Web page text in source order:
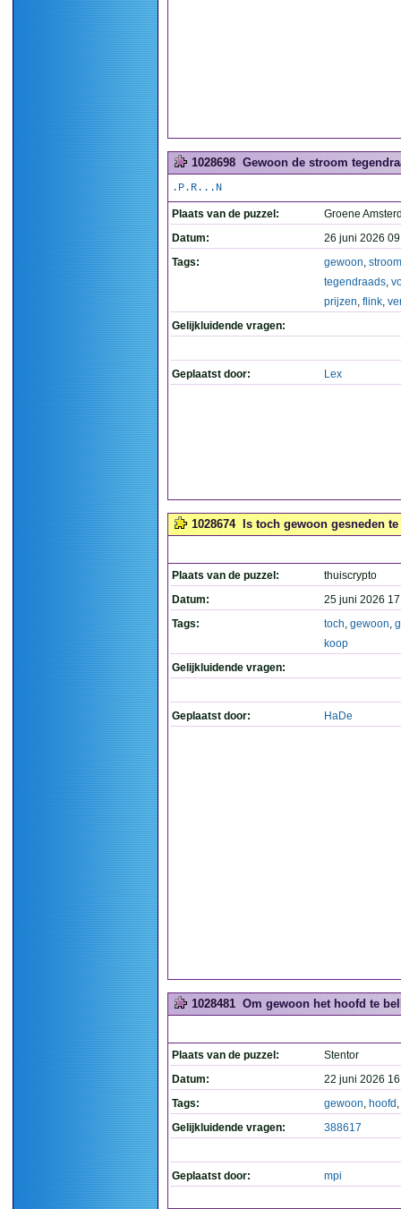
1028698 Gewoon de stroom
.P.R...N
Plaats van de puzzel:
Groene
Datum:
26 juni 2026
Tags:
gewoon, stroom
tegendraads,
prijzen, flink,
Gelijkluidende vragen:
Geplaatst door: Lex
1028674 Is toch gewoon gesneden
Plaats van de puzzel:
thuiscrypto
Datum:
25 juni 2026
Tags:
toch, gewoon,
koop
Gelijkluidende vragen:
Geplaatst door: HaDe
1028481 Om gewoon het hoofd te
Plaats van de puzzel:
Stentor
Datum:
22 juni 2026
Tags:
gewoon, hoofd ,
Gelijkluidende vragen:
388617
Geplaatst door: mpi